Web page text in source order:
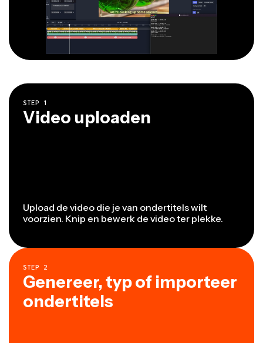
STEP 1
Video uploaden
Upload de video die je van ondertitels wilt
voorzien. Knip en bewerk de video ter plekke.
STEP 2
Genereer, typ of importeer
ondertitels